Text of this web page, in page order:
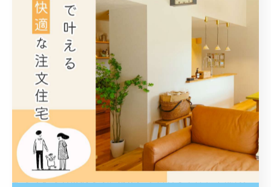
ットを活かし、長期的な視点で子供と共に成長できる住
まいを考えることが重要です。
素材選びで快適かつ安心な遊び空間を実現
遊び空間の快適さと安全性は、使用する素材選びによっ
て大きく左右されます。子供が直接触れたり、転んだり
することを考慮し、床材は柔らかく耐久性のある無垢材
やコルク素材が好まれます。これらは温かみがあり、素
足で歩いても快適です。また、壁材も安全性を重視し、